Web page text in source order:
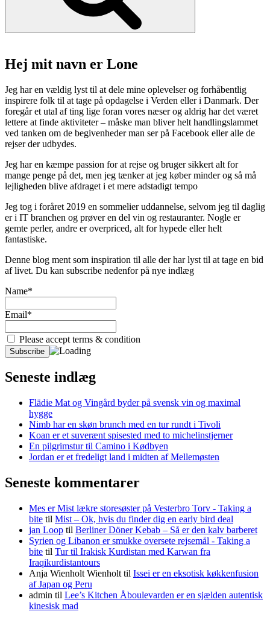
Hej mit navn er Lone
Jeg har en vældig lyst til at dele mine oplevelser og forhåbentlig
inspirere folk til at tage på opdagelse i Verden eller i Danmark. Der
foregår et utal af ting lige foran vores næser og aldrig har det været
lettere at finde aktiviteter – måske man bliver helt handlingslammet
ved tanken om de begivenheder man ser på Facebook eller alle de
rejser der udbydes.
Jeg har en kæmpe passion for at rejse og bruger sikkert alt for
mange penge på det, men jeg tænker at jeg køber minder og så må
lejligheden blive afdraget i et mere adstadigt tempo
Jeg tog i foråret 2019 en sommelier uddannelse, selvom jeg til daglig
er i IT branchen og prøver en del vin og restauranter. Nogle er
gemte perler, andre er overpriced, alt for hypede eller helt
fantastiske.
Denne blog ment som inspiration til alle der har lyst til at tage en bid
af livet. Du kan subscribe nedenfor på nye indlæg
Name*
Email*
Please accept terms & condition
Seneste indlæg
Flädie Mat og Vingård byder på svensk vin og maximal
hygge
Nimb har en skøn brunch med en tur rundt i Tivoli
Koan er et suverænt spisested med to michelinstjerner
En pilgrimstur til Camino i Kødbyen
Jordan er et fredeligt land i midten af Mellemøsten
Seneste kommentarer
Mes er Mist lækre storesøster på Vesterbro Torv - Taking a
bite til Mist – Ok, hvis du finder dig en early bird deal
jan Loop til Berliner Döner Kebab – Så er den kalv barberet
Syrien og Libanon er smukke oversete rejsemål - Taking a
bite til Tur til Irakisk Kurdistan med Karwan fra
Iraqikurdistantours
Anja Wienholt Wienholt til Issei er en eksotisk køkkenfusion
af Japan og Peru
admin til Lee’s Kitchen Åboulevarden er en sjælden autentisk
kinesisk mad